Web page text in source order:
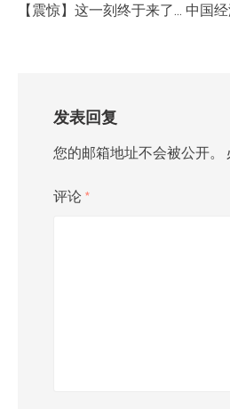
【震惊】这一刻终于来了… 中国
发表回复
您的邮箱地址不会被公开。
评论 *